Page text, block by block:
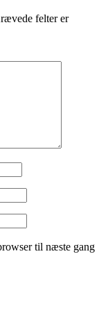
felter er
til næste gang